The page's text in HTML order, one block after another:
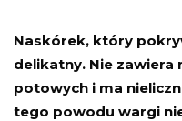
Naskórek, który
delikatny. Nie zawiera
potowych i ma
tego powodu wargi